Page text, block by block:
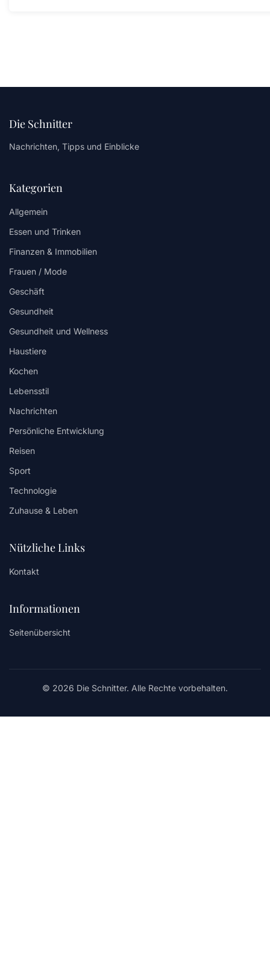
Die Schnitter
Nachrichten, Tipps und Einblicke
Kategorien
Allgemein
Essen und Trinken
Finanzen & Immobilien
Frauen / Mode
Geschäft
Gesundheit
Gesundheit und Wellness
Haustiere
Kochen
Lebensstil
Nachrichten
Persönliche Entwicklung
Reisen
Sport
Technologie
Zuhause & Leben
Nützliche Links
Kontakt
Informationen
Seitenübersicht
© 2026 Die Schnitter. Alle Rechte vorbehalten.